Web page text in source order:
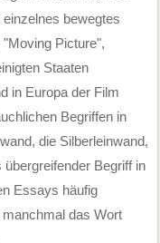
bewegtes
Picture",
Staaten
in Europa der Film
Begriffen in
die Silberleinwand,
Begriff in
Essays häufig
das Wort